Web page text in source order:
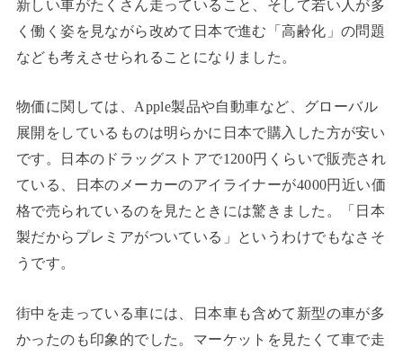
新しい車がたくさん走っていること、そして若い人が多
く働く姿を見ながら改めて日本で進む「高齢化」の問題
なども考えさせられることになりました。
物価に関しては、Apple製品や自動車など、グローバル
展開をしているものは明らかに日本で購入した方が安い
です。日本のドラッグストアで1200円くらいで販売され
ている、日本のメーカーのアイライナーが4000円近い価
格で売られているのを見たときには驚きました。「日本
製だからプレミアがついている」というわけでもなさそ
うです。
街中を走っている車には、日本車も含めて新型の車が多
かったのも印象的でした。マーケットを見たくて車で走